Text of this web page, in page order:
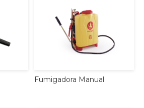
Fumigadora Manual